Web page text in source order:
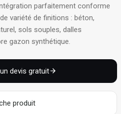
parfaitement conforme
variété de finitions : béton,
sols souples, dalles
gazon synthétique.
devis gratuit
produit